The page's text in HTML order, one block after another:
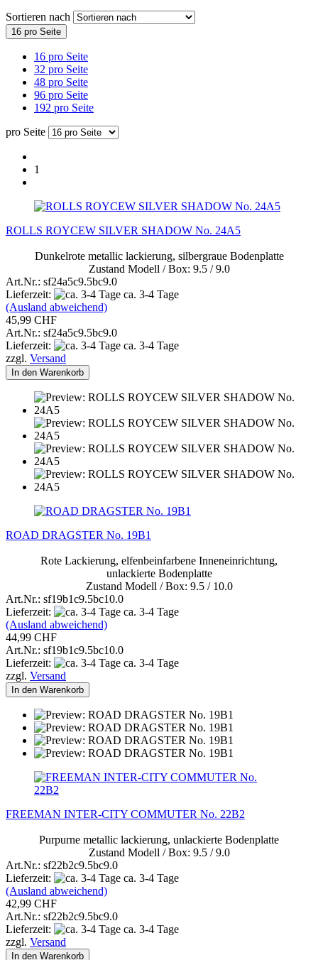
Sortieren nach
16 pro Seite
16 pro Seite
32 pro Seite
48 pro Seite
96 pro Seite
192 pro Seite
pro Seite
1
ROLLS ROYCEW SILVER SHADOW No. 24A5
Dunkelrote metallic lackierung, silbergraue Bodenplatte
Zustand Modell / Box: 9.5 / 9.0
Art.Nr.: sf24a5c9.5bc9.0
Lieferzeit:
ca. 3-4 Tage
(Ausland abweichend)
45,99 CHF
Art.Nr.: sf24a5c9.5bc9.0
Lieferzeit:
ca. 3-4 Tage
zzgl. Versand
In den Warenkorb
ROAD DRAGSTER No. 19B1
Rote Lackierung, elfenbeinfarbene Inneneinrichtung,
unlackierte Bodenplatte
Zustand Modell / Box: 9.5 / 10.0
Art.Nr.: sf19b1c9.5bc10.0
Lieferzeit:
ca. 3-4 Tage
(Ausland abweichend)
44,99 CHF
Art.Nr.: sf19b1c9.5bc10.0
Lieferzeit:
ca. 3-4 Tage
zzgl. Versand
In den Warenkorb
FREEMAN INTER-CITY COMMUTER No. 22B2
Purpurne metallic lackierung, unlackierte Bodenplatte
Zustand Modell / Box: 9.5 / 9.0
Art.Nr.: sf22b2c9.5bc9.0
Lieferzeit:
ca. 3-4 Tage
(Ausland abweichend)
42,99 CHF
Art.Nr.: sf22b2c9.5bc9.0
Lieferzeit:
ca. 3-4 Tage
zzgl. Versand
In den Warenkorb